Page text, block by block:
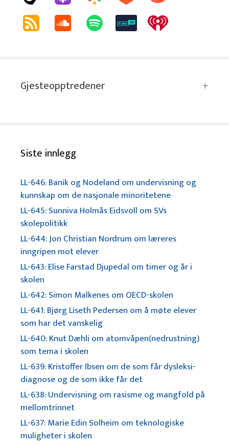
Gjesteopptredener
Siste innlegg
LL-646: Banik og Nodeland om undervisning og
kunnskap om de nasjonale minoritetene
LL-645: Sunniva Holmås Eidsvoll om SVs
skolepolitikk
LL-644: Jon Christian Nordrum om læreres
inngripen mot elever
LL-643: Elise Farstad Djupedal om timer og år i
skolen
LL-642: Simon Malkenes om OECD-skolen
LL-641: Bjørg Liseth Pedersen om å møte elever
som har det vanskelig
LL-640: Knut Dæhli om atomvåpen(nedrustning)
som tema i skolen
LL-639: Kristoffer Ibsen om de som får dysleksi-
diagnose og de som ikke får det
LL-638: Undervisning om rasisme og mangfold på
mellomtrinnet
LL-637: Marie Edin Solheim om teknologiske
muligheter i skolen